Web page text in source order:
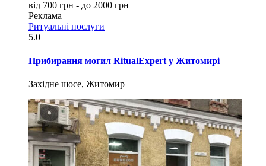
від 700 грн - до 2000 грн
Реклама
Ритуальні послуги
5.0
Прибирання могил RitualExpert у Житомирі
Західне шосе, Житомир